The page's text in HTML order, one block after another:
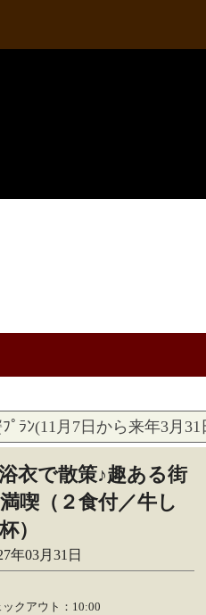
ﾟﾗﾝ(11月7日から来年3月
衣で散策♪趣ある街
喫（２食付／牛し
）
年03月31日
クアウト：10:00